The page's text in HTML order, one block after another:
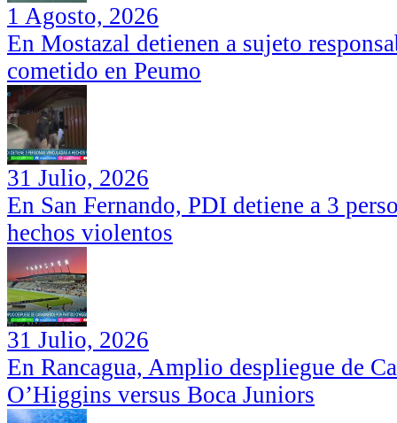
1 Agosto, 2026
En Mostazal detienen a sujeto
cometido en Peumo
31 Julio, 2026
En San Fernando, PDI detiene a 3
hechos violentos
31 Julio, 2026
En Rancagua, Amplio despliegue de
O’Higgins versus Boca Juniors